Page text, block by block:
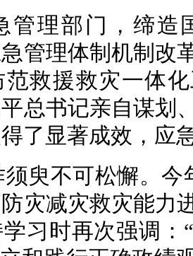
管理部门，缔造
管理体制机制改
范救援救灾一体
总书记亲自谋划
了显著成效，应
须臾不可松懈。今
灾减灾救灾能力
习时再次强调：